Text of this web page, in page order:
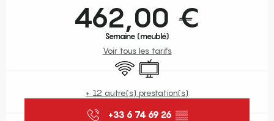
462,00 €
Semaine (meublé)
Voir tous les tarifs
WiFi Télévision
+ 12 autre(s) prestation(s)
+33 6 74 69 26 ▒▒